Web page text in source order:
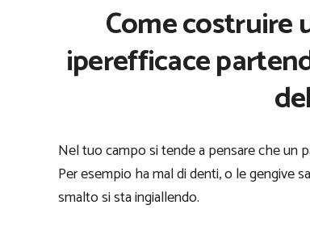
Come
iperefficace
Nel tuo campo si tende a pensare che un
Per esempio ha mal di denti, o le gengive
smalto si sta ingiallendo.